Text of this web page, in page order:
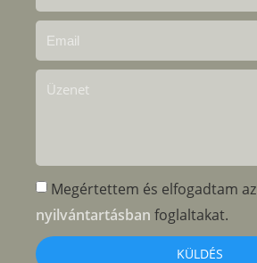
Megértettem és elfogadtam az
nyilvántartásban foglaltakat.
KÜLDÉS